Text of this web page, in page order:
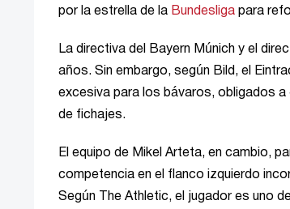
por la estrella de la Bundesliga para
La directiva del Bayern Múnich y el
años. Sin embargo, según Bild, el
excesiva para los bávaros, obligados
de fichajes.
El equipo de Mikel Arteta, en cambio,
competencia en el flanco izquierdo
Según The Athletic, el jugador es uno